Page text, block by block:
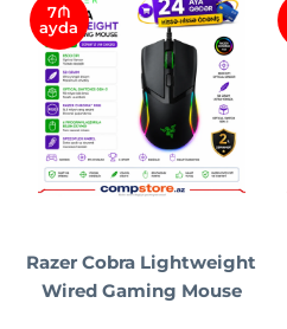
7₼
ayda
Razer Cobra Lightweight
Wired Gaming Mouse